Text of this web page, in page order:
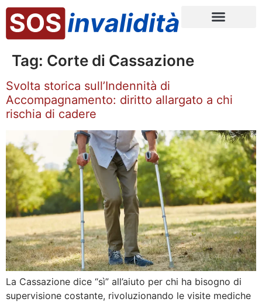
Tag: Corte di Cassazione
Svolta storica sull’Indennità di
Accompagnamento: diritto allargato a chi
rischia di cadere
La Cassazione dice “sì” all’aiuto per chi ha bisogno di
supervisione costante, rivoluzionando le visite mediche